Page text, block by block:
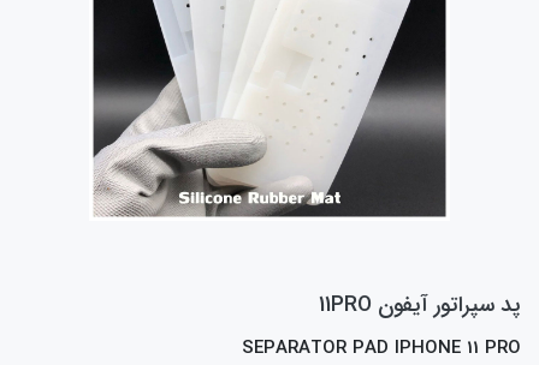
پد سپراتور آیفون 11PRO
SEPARATOR PAD IPHONE 11 PRO